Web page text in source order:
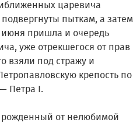
царевича
пыткам, а затем
июня пришла и очередь
уже отрекшегося от прав
взяли под стражу и
крепость по
Петра I.
рожденный от нелюбимой